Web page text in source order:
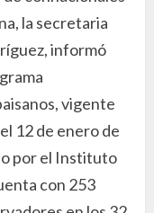
la secretaria
informó
vigente
12 de enero de
por el Instituto
con 253